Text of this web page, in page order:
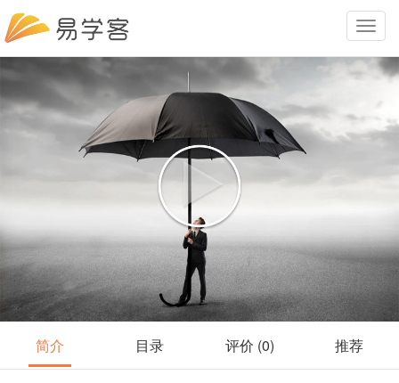
Toggle
简介 目录 评价 (0) 推荐